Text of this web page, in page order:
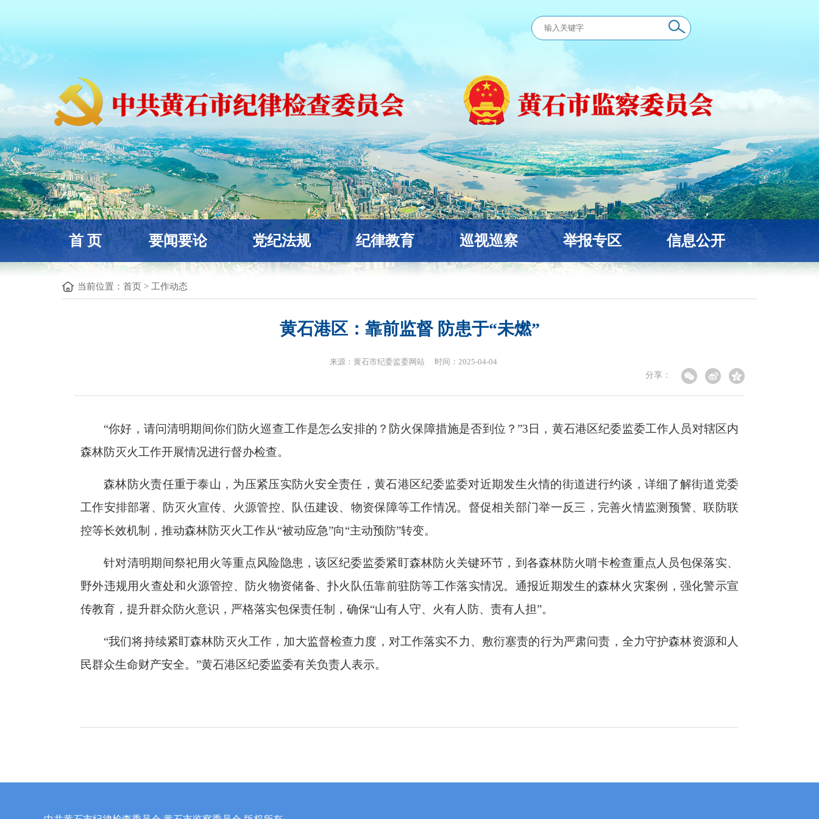
首 页 要闻要论 党纪法规 纪律教育 巡视巡察 举报专区 信息公开
当前位置： 首页 > 工作动态
黄石港区：靠前监督 防患于“未燃”
来源：黄石市纪委监委网站 时间：2025-04-04
分享：
“你好，请问清明期间你们防火巡查工作是怎么安排的？防火保障措施是否到位？”3日，黄石港区纪委监委工作人员对辖区内
森林防灭火工作开展情况进行督办检查。
森林防火责任重于泰山，为压紧压实防火安全责任，黄石港区纪委监委对近期发生火情的街道进行约谈，详细了解街道党委
工作安排部署、防灭火宣传、火源管控、队伍建设、物资保障等工作情况。督促相关部门举一反三，完善火情监测预警、联防联
控等长效机制，推动森林防灭火工作从“被动应急”向“主动预防”转变。
针对清明期间祭祀用火等重点风险隐患，该区纪委监委紧盯森林防火关键环节，到各森林防火哨卡检查重点人员包保落实、
野外违规用火查处和火源管控、防火物资储备、扑火队伍靠前驻防等工作落实情况。通报近期发生的森林火灾案例，强化警示宣
传教育，提升群众防火意识，严格落实包保责任制，确保“山有人守、火有人防、责有人担”。
“我们将持续紧盯森林防灭火工作，加大监督检查力度，对工作落实不力、敷衍塞责的行为严肃问责，全力守护森林资源和人
民群众生命财产安全。”黄石港区纪委监委有关负责人表示。